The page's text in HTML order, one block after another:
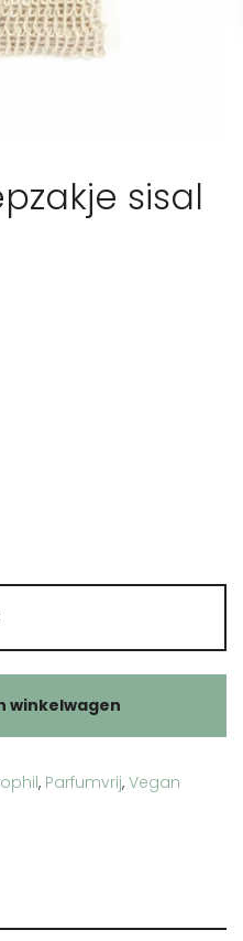
sisal
winkelwagen
, Parfumvrij, Vegan